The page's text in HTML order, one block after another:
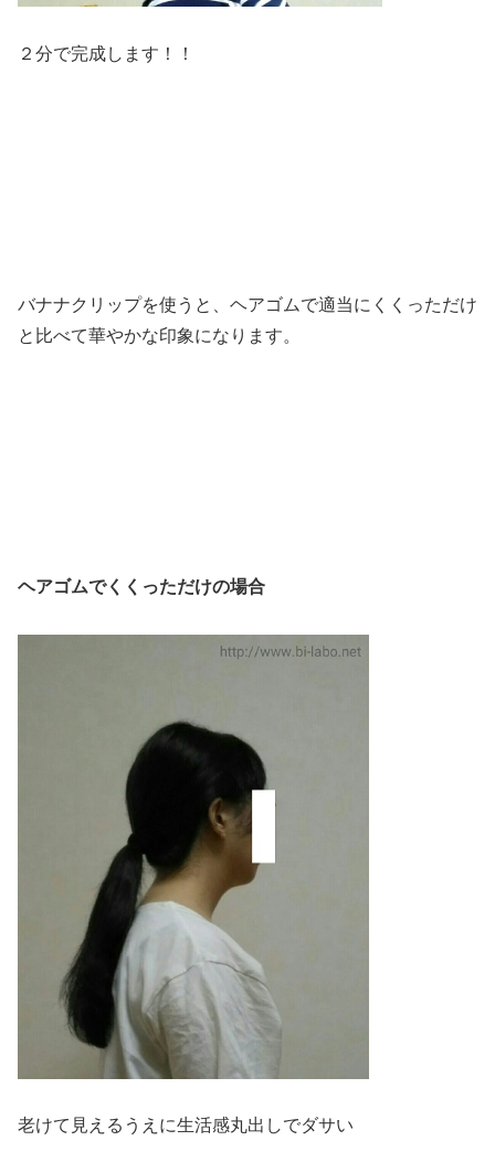
２分で完成します！！
バナナクリップを使うと、ヘアゴムで適当にくくっただけ
と比べて華やかな印象になります。
ヘアゴムでくくっただけの場合
老けて見えるうえに生活感丸出しでダサい